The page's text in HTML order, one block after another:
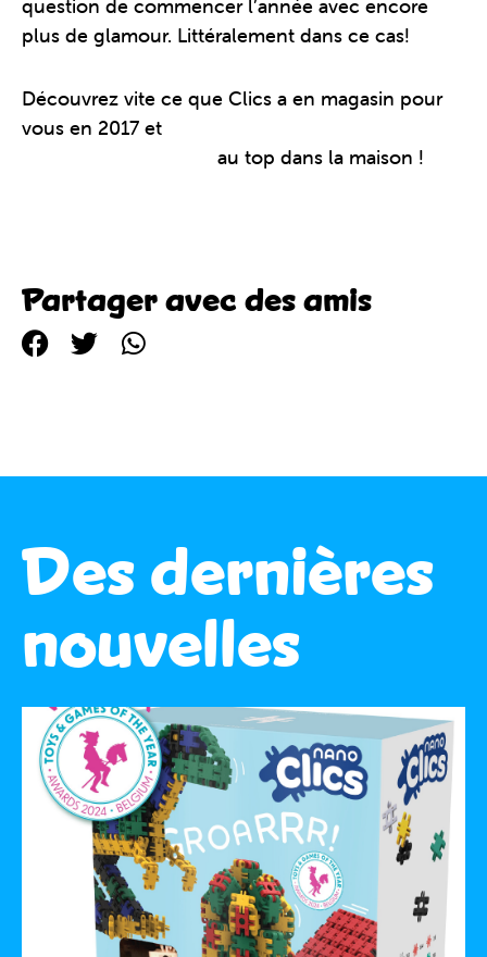
question de commencer l’année avec encore
plus de glamour. Littéralement dans ce cas!
Découvrez vite ce que Clics a en magasin pour
vous en 2017 et
au top dans la maison !
Partager avec des amis
Des dernières
nouvelles